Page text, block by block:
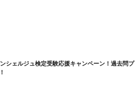
シェルジュ検定受験応援キャンペーン！過去問プ